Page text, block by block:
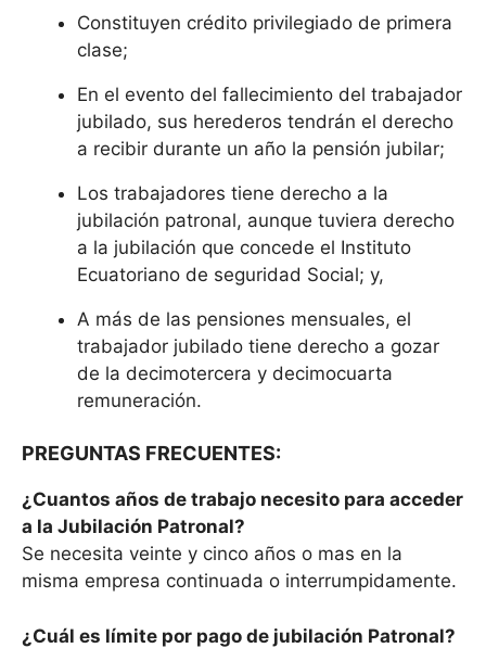
Constituyen crédito privilegiado de primera
clase;
En el evento del fallecimiento del trabajador
jubilado, sus herederos tendrán el derecho
a recibir durante un año la pensión jubilar;
Los trabajadores tiene derecho a la
jubilación patronal, aunque tuviera derecho
a la jubilación que concede el Instituto
Ecuatoriano de seguridad Social; y,
A más de las pensiones mensuales, el
trabajador jubilado tiene derecho a gozar
de la decimotercera y decimocuarta
remuneración.
PREGUNTAS FRECUENTES:
¿Cuantos años de trabajo necesito para acceder
a la Jubilación Patronal?
Se necesita veinte y cinco años o mas en la
misma empresa continuada o interrumpidamente.
¿Cuál es límite por pago de jubilación Patronal?